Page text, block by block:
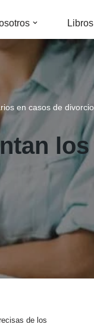
en casos de
los
de los